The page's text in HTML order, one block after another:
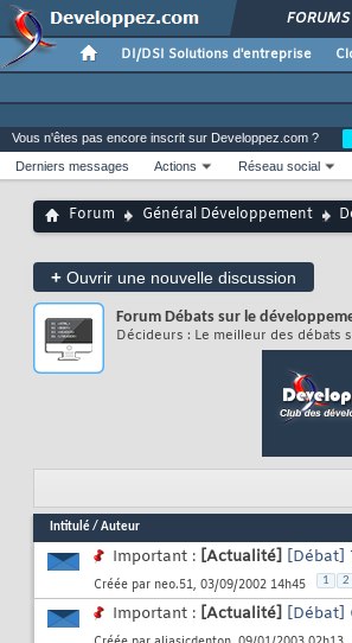
FORUMS
DI/DSI Solutions d'entreprise
Vous n'êtes pas encore inscrit sur Developpez.com ?
Derniers messages
Actions Réseau social
Forum Général Développement
+ Ouvrir une nouvelle discussion
Forum Débats sur le
Décideurs : Le meilleur des débats
Intitulé/ Auteur
Important : [Actualité] [Débat]
Créée par neo.51, 03/09/2002 14h45 1 2
Important : [Actualité] [Débat]